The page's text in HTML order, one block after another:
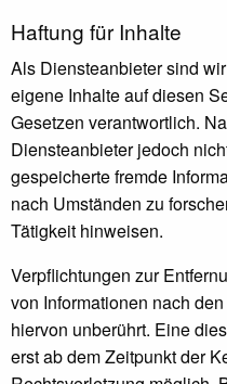
Haftung für Inhalte
Als Diensteanbieter sind
eigene Inhalte auf diesen
Gesetzen verantwortlich.
Diensteanbieter jedoch
gespeicherte fremde
nach Umständen zu
Tätigkeit hinweisen.
Verpflichtungen zur
von Informationen nach
hiervon unberührt. Eine
erst ab dem Zeitpunkt der